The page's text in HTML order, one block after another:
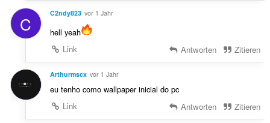
C C2ndy823 vor 1 Jahr
hell yeah
Link
Antworten Zitieren
Arthurmscx vor 1 Jahr
eu tenho como wallpaper inicial do pc
Link
Antworten Zitieren